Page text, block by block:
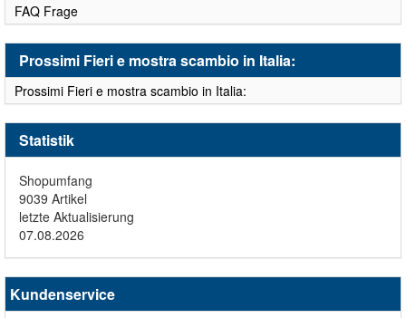
FAQ Frage
Prossimi Fieri e mostra scambio in Italia:
Prossimi Fieri e mostra scambio in Italia:
Statistik
Shopumfang
9039 Artikel
letzte Aktualisierung
07.08.2026
Kundenservice